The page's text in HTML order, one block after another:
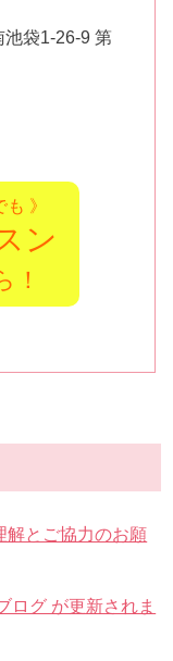
袋1-26-9 第
》
ン
！
解とご協力のお願
ログ が更新されま